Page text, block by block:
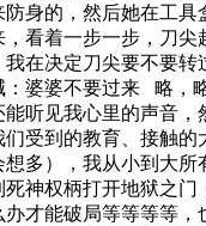
身的，然后她在工
看着一步一步，刀
在决定刀尖要不要转
婆婆不要过来
略，
听见我心里的声音
受到的教育、接触
多），我从小到大
神权柄打开地狱之
才能破局等等等等